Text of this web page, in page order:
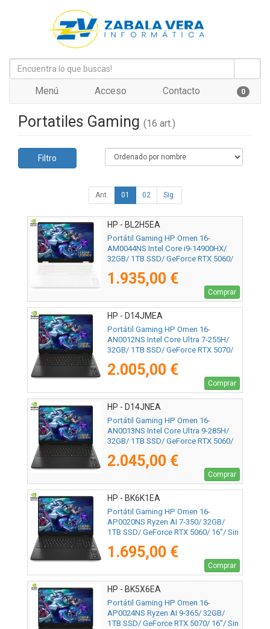
Menú Acceso Contacto 0
Portatiles Gaming (16 art.)
Filtro
Ant. 01 02 Sig.
HP - BL2H5EA
Portátil Gaming HP Omen 16-
AM0044NS Intel Core i9-14900HX/
32GB/ 1TB SSD/ GeForce RTX 5060/
1.935,00 €
Comprar
HP - D14JMEA
Portátil Gaming HP Omen 16-
AN0012NS Intel Core Ultra 7-255H/
32GB/ 1TB SSD/ GeForce RTX 5070/
2.005,00 €
Comprar
HP - D14JNEA
Portátil Gaming HP Omen 16-
AN0013NS Intel Core Ultra 9-285H/
32GB/ 1TB SSD/ GeForce RTX 5060/
2.045,00 €
Comprar
HP - BK6K1EA
Portátil Gaming HP Omen 16-
AP0020NS Ryzen AI 7-350/ 32GB/
1TB SSD/ GeForce RTX 5060/ 16"/ Sin
1.695,00 €
Comprar
HP - BK5X6EA
Portátil Gaming HP Omen 16-
AP0024NS Ryzen AI 9-365/ 32GB/
1TB SSD/ GeForce RTX 5070/ 16"/ Sin